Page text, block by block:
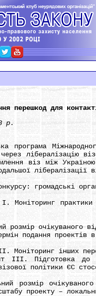
перешкод для
р.
Міжнародного
лібералізацію
віз між
лібералізації
громадські
практики
очікуваного
подання проектів
інших
Підготовка до
політики ЄС
розмір
проекту –